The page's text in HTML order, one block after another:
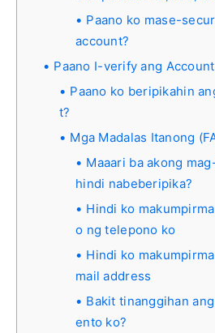
Paano ko mase-
account?
Paano I-verify ang
Paano ko beripikahin
t?
Mga Madalas Itanong
Maaari ba akong
hindi nabeberipika?
Hindi ko
o ng telepono ko
Hindi ko
mail address
Bakit tinanggihan
ento ko?